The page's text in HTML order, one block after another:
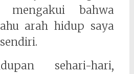
mengakui bahwa
arah hidup saya
sehari-hari,